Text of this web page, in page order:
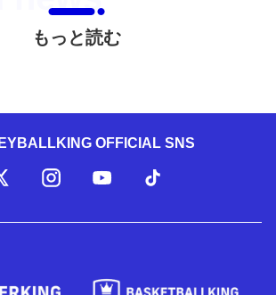
もっと読む
OFFICIAL SNS